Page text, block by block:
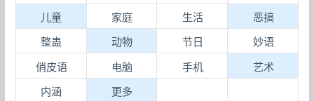
儿童 家庭 生活 恶搞
整蛊 动物 节日 妙语
俏皮语 电脑 手机 艺术
内涵 更多